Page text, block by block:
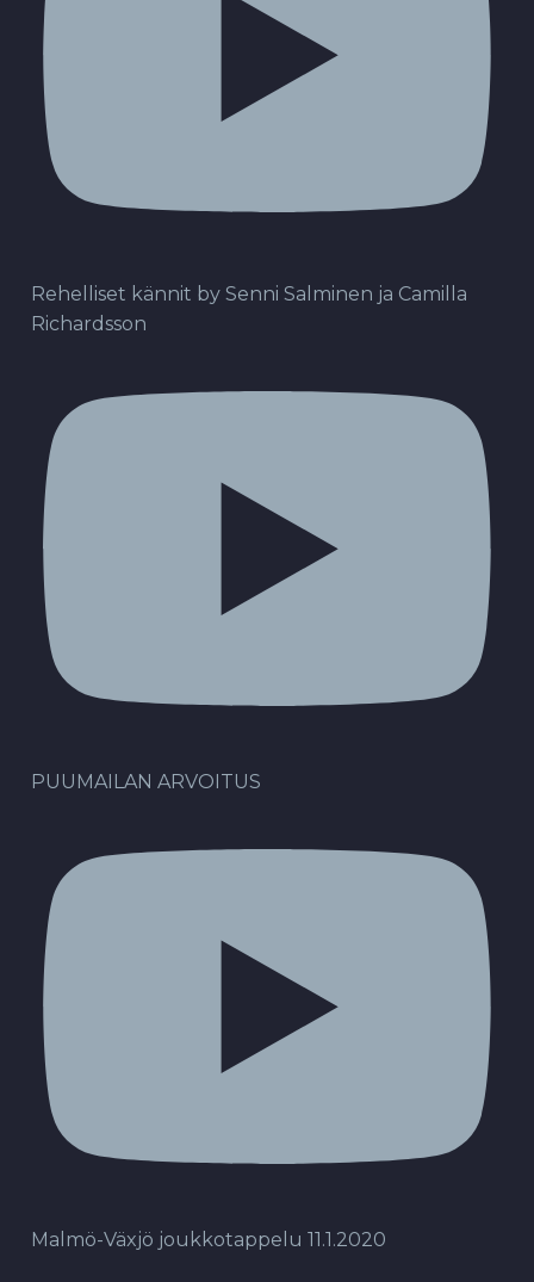
Rehelliset kännit by Senni Salminen ja Camilla
Richardsson
PUUMAILAN ARVOITUS
Malmö-Växjö joukkotappelu 11.1.2020